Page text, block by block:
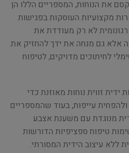
את הנוחות, המספריים הללו הן
מקצועיות העוסקות בפגישות
לא רק מעודדת את
אלא גם מנחה את ידך להחזיק את
לחיתוכים מדויקים, לטיפוח
זווית נוחות מאוזנת כדי
עייפות, בעוד שהמספריים
מנוגדת עם משענת אצבע
טיפוח ספציפיות הדורשות
ללא עיצוב הידית המסורתי.